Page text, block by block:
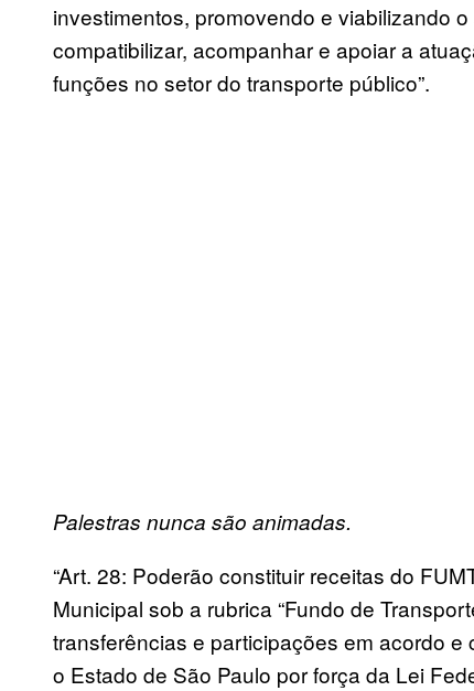
investimentos, promovendo e viabilizando
compatibilizar, acompanhar e apoiar a
funções no setor do transporte público”.
Palestras nunca são animadas.
“Art. 28: Poderão constituir receitas do
Municipal sob a rubrica “Fundo de
transferências e participações em acordo
o Estado de São Paulo por força da Lei